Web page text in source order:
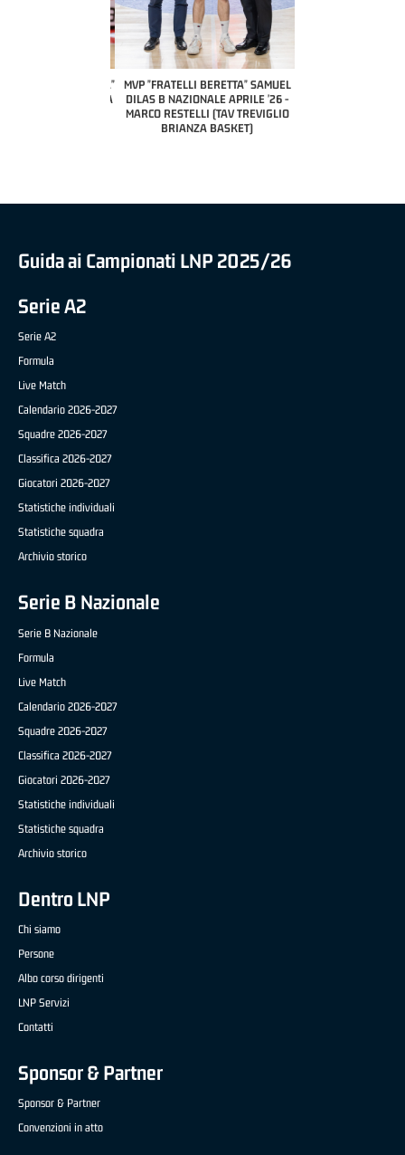
MVP "FRATELLI BERETTA" SAMUEL
DILAS B NAZIONALE APRILE '26 -
MARCO RESTELLI (TAV TREVIGLIO
BRIANZA BASKET)
Guida ai Campionati LNP 2025/26
Serie A2
Serie A2
Formula
Live Match
Calendario 2026-2027
Squadre 2026-2027
Classifica 2026-2027
Giocatori 2026-2027
Statistiche individuali
Statistiche squadra
Archivio storico
Serie B Nazionale
Serie B Nazionale
Formula
Live Match
Calendario 2026-2027
Squadre 2026-2027
Classifica 2026-2027
Giocatori 2026-2027
Statistiche individuali
Statistiche squadra
Archivio storico
Dentro LNP
Chi siamo
Persone
Albo corso dirigenti
LNP Servizi
Contatti
Sponsor & Partner
Sponsor & Partner
Convenzioni in atto